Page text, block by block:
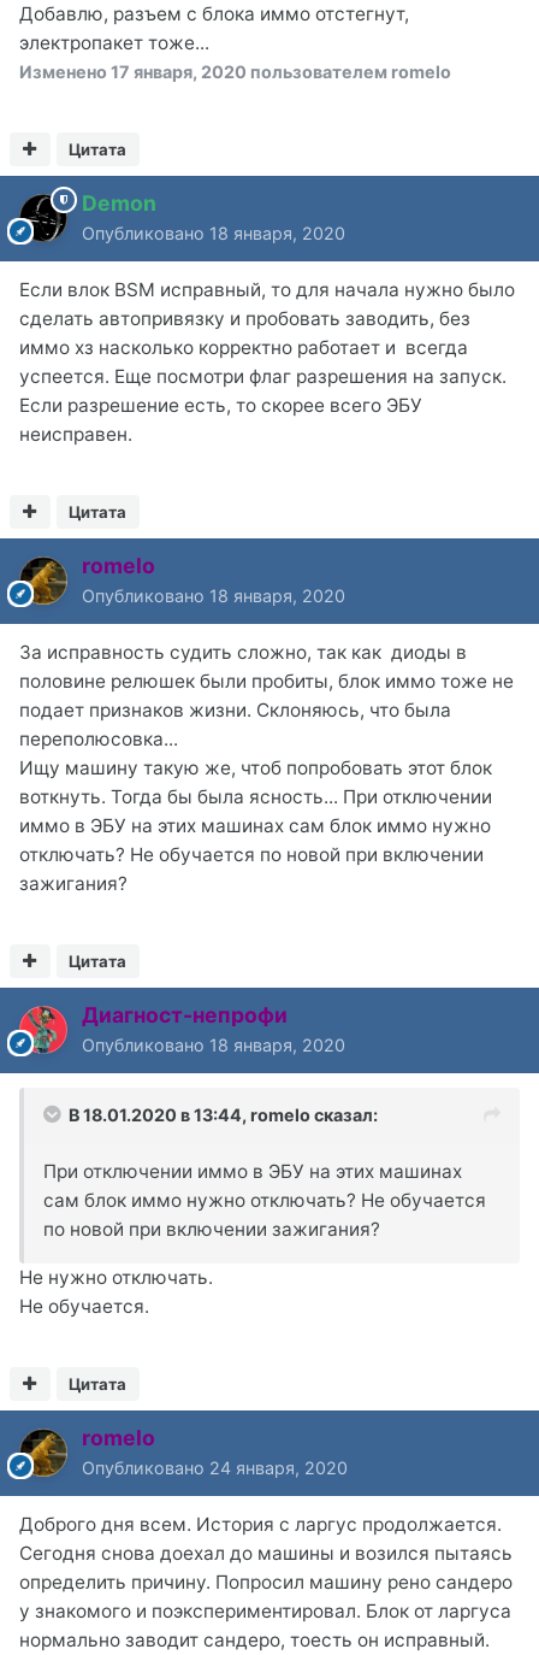
Добавлю, разъем с блока иммо отстегнут,
электропакет тоже...
Изменено 17 января, 2020 пользователем romelo
Цитата
Demon
Опубликовано 18 января, 2020
Если влок BSM исправный, то для начала нужно было
сделать автопривязку и пробовать заводить, без
иммо хз насколько корректно работает и всегда
успеется. Еще посмотри флаг разрешения на запуск.
Если разрешение есть, то скорее всего ЭБУ
неисправен.
Цитата
romelo
Опубликовано 18 января, 2020
За исправность судить сложно, так как диоды в
половине релюшек были пробиты, блок иммо тоже не
подает признаков жизни. Склоняюсь, что была
переполюсовка...
Ищу машину такую же, чтоб попробовать этот блок
воткнуть. Тогда бы была ясность... При отключении
иммо в ЭБУ на этих машинах сам блок иммо нужно
отключать? Не обучается по новой при включении
зажигания?
Цитата
Диагност-непрофи
Опубликовано 18 января, 2020
В 18.01.2020 в 13:44, romeloсказал:
При отключении иммо в ЭБУ на этих машинах
сам блок иммо нужно отключать? Не обучается
по новой при включении зажигания?
Не нужно отключать.
Не обучается.
Цитата
romelo
Опубликовано 24 января, 2020
Доброго дня всем. История с ларгус продолжается.
Сегодня снова доехал до машины и возился пытаясь
определить причину. Попросил машину рено сандеро
у знакомого и поэкспериментировал. Блок от ларгуса
нормально заводит сандеро, тоесть он исправный.